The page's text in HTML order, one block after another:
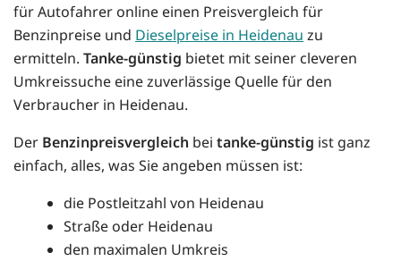
für Autofahrer online einen Preisvergleich für
Benzinpreise und Dieselpreise in Heidenau zu
ermitteln. Tanke-günstig bietet mit seiner cleveren
Umkreissuche eine zuverlässige Quelle für den
Verbraucher in Heidenau.
Der Benzinpreisvergleich bei tanke-günstig ist ganz
einfach, alles, was Sie angeben müssen ist:
die Postleitzahl von Heidenau
Straße oder Heidenau
den maximalen Umkreis